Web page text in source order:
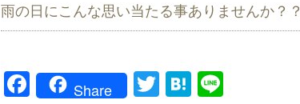
雨の日にこんな思い当たる事ありませんか？？
Facebook
Share TwitterHatena